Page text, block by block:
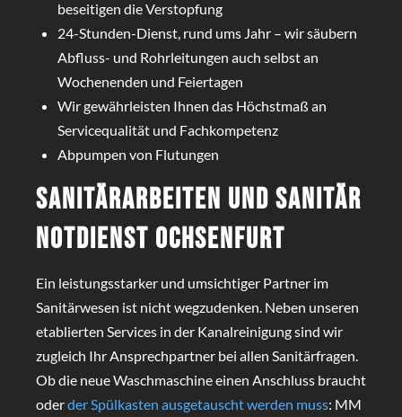
beseitigen die Verstopfung
24-Stunden-Dienst, rund ums Jahr – wir säubern
Abfluss- und Rohrleitungen auch selbst an
Wochenenden und Feiertagen
Wir gewährleisten Ihnen das Höchstmaß an
Servicequalität und Fachkompetenz
Abpumpen von Flutungen
Sanitärarbeiten und Sanitär
Notdienst Ochsenfurt
Ein leistungsstarker und umsichtiger Partner im
Sanitärwesen ist nicht wegzudenken. Neben unseren
etablierten Services in der Kanalreinigung sind wir
zugleich Ihr Ansprechpartner bei allen Sanitärfragen.
Ob die neue Waschmaschine einen Anschluss braucht
oderder Spülkasten ausgetauscht werden muss: MM